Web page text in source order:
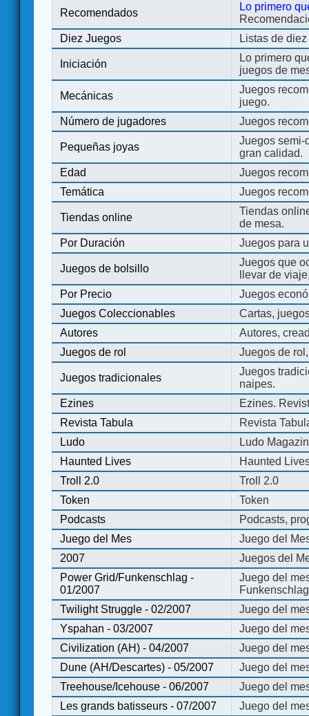
Recomendados
Lo primero
Diez Juegos
Listas de
Iniciación
Lo primero
juegos de
Mecánicas
Juegos
juego.
Número de jugadores
Juegos
Pequeñas joyas
Juegos semi-
gran calidad.
Edad
Juegos
Temática
Juegos
Tiendas online
Tiendas
de mesa.
Por Duración
Juegos para
Juegos de bolsillo
Juegos que
llevar de
Por Precio
Juegos
Juegos Coleccionables
Cartas,
Autores
Autores,
Juegos de rol
Juegos de
Juegos tradicionales
Juegos
naipes.
Ezines
Ezines.
Revista Tabula
Revista
Ludo
Ludo
Haunted Lives
Haunted
Troll 2.0
Troll 2.0
Token
Token
Podcasts
Podcasts,
Juego del Mes
Juego del
2007
Juegos del
Power Grid/Funkenschlag -
01/2007
Juego del
Twilight Struggle - 02/2007
Juego del
Yspahan - 03/2007
Juego del
Civilization (AH) - 04/2007
Juego del
Dune (AH/Descartes) - 05/2007
Juego del
Treehouse/Icehouse - 06/2007
Juego del
Les grands batisseurs - 07/2007
Juego del